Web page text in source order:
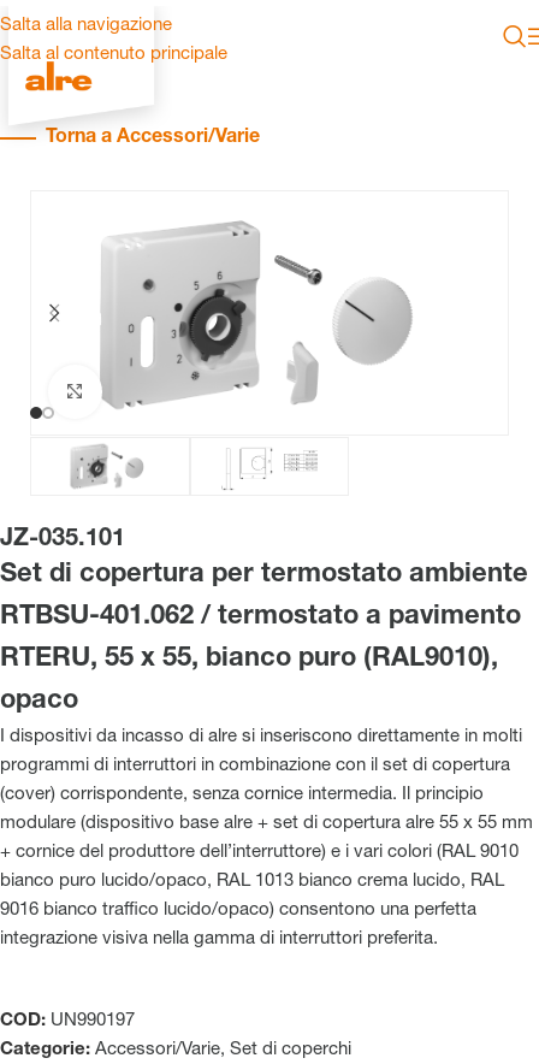
Salta alla navigazione
Salta al contenuto principale
Torna a Accessori/Varie
JZ-035.101
Set di copertura per termostato ambiente
RTBSU-401.062 / termostato a pavimento
RTERU, 55 x 55, bianco puro (RAL9010),
opaco
I dispositivi da incasso di alre si inseriscono direttamente in molti
programmi di interruttori in combinazione con il set di copertura
(cover) corrispondente, senza cornice intermedia. Il principio
modulare (dispositivo base alre + set di copertura alre 55 x 55 mm
+ cornice del produttore dell’interruttore) e i vari colori (RAL 9010
bianco puro lucido/opaco, RAL 1013 bianco crema lucido, RAL
9016 bianco traffico lucido/opaco) consentono una perfetta
integrazione visiva nella gamma di interruttori preferita.
COD: UN990197
Categorie: Accessori/Varie, Set di coperchi
Clicca per ingrandire